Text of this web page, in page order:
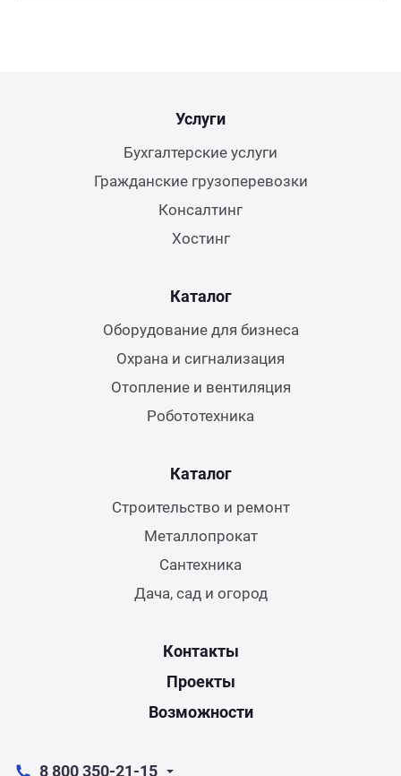
Услуги
Бухгалтерские услуги
Гражданские грузоперевозки
Консалтинг
Хостинг
Каталог
Оборудование для бизнеса
Охрана и сигнализация
Отопление и вентиляция
Робототехника
Каталог
Строительство и ремонт
Металлопрокат
Сантехника
Дача, сад и огород
Контакты
Проекты
Возможности
8 800 350-21-15